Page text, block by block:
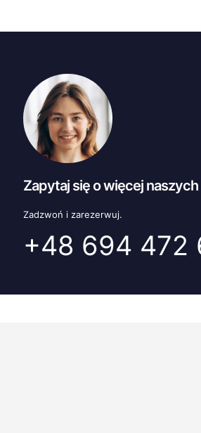
Zapytaj się o więcej
Zadzwoń i zarezerwuj.
+48 694 472